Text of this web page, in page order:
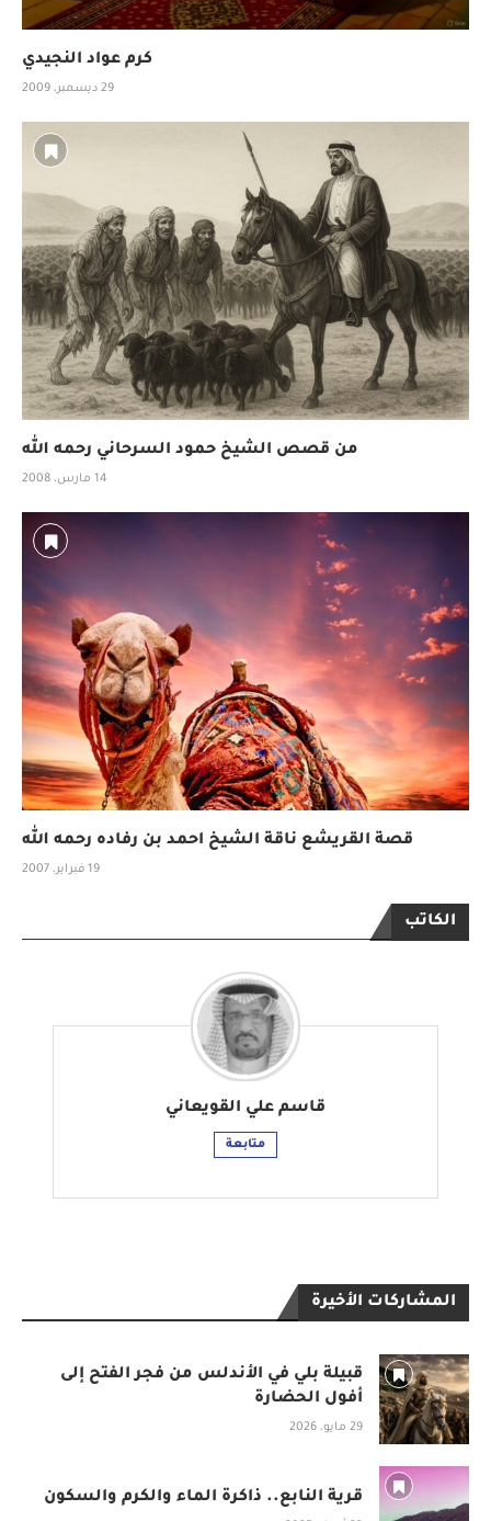
كرم عواد النجيدي
29 ديسمبر، 2009
من قصص الشيخ حمود السرحاني رحمه الله
14 مارس، 2008
قصة القريشع ناقة الشيخ احمد بن رفاده رحمه الله
19 فبراير، 2007
الكاتب
قاسم علي القويعاني
متابعة
المشاركات الأخيرة
قبيلة بلي في الأندلس من فجر الفتح إلى
أفول الحضارة
29 مايو، 2026
قرية النابع.. ذاكرة الماء والكرم والسكون